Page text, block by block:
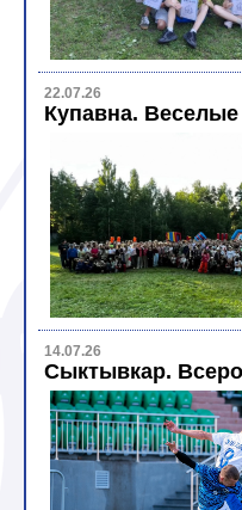
22.07.26
Купавна.
14.07.26
Сыктывкар.